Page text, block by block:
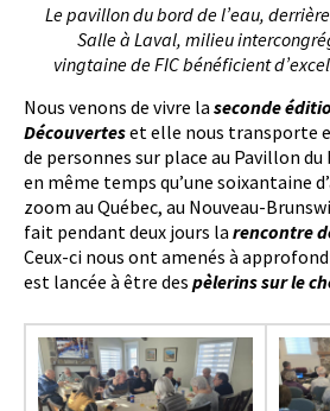
Le pavillon du bord de l’eau,
Salle à Laval, milieu
vingtaine de FIC bénéficient
Nous venons de vivre la seconde
Découverteset elle nous transporte
de personnes sur place au Pavillon du
en même temps qu’une soixantaine
zoom au Québec, au Nouveau-
fait pendant deux jours la rencontre
Ceux-ci nous ont amenés à
est lancée à être des pèlerins sur le